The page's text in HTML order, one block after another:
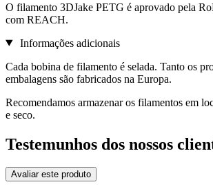
O filamento 3DJake PETG é aprovado pela
com REACH.
Informações adicionais
Cada bobina de filamento é selada. Tanto os
embalagens são fabricados na Europa.
Recomendamos armazenar os filamentos em
e seco.
Testemunhos dos nossos
Avaliar este produto